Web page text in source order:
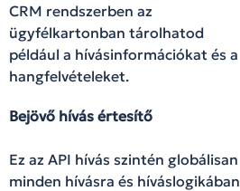
CRM rendszerben az
ügyfélkartonban tárolhatod
például a hívásinformációkat és a
hangfelvételeket.
Bejövő hívás értesítő
Ez az API hívás szintén globálisan
minden hívásra és híváslogikában